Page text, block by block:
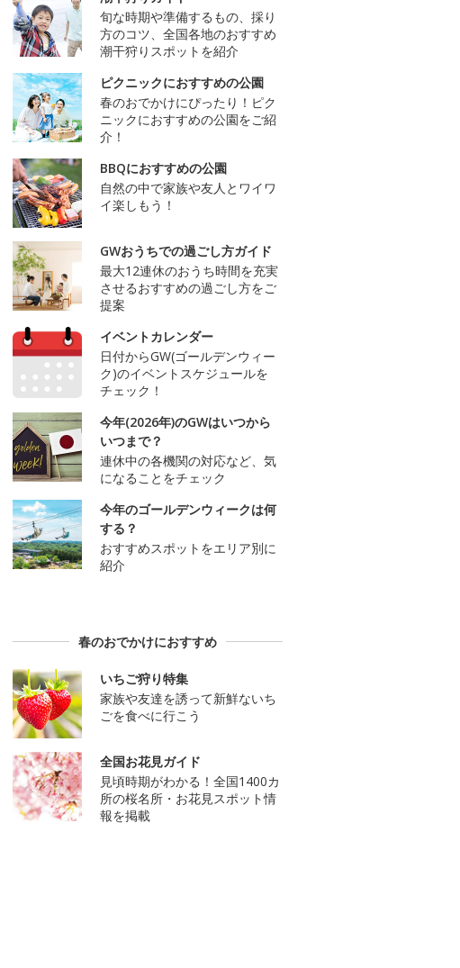
旬な時期や準備するもの、採り
方のコツ、全国各地のおすすめ
潮干狩りスポットを紹介
ピクニックにおすすめの公園
春のおでかけにぴったり！ピク
ニックにおすすめの公園をご紹
介！
BBQにおすすめの公園
自然の中で家族や友人とワイワ
イ楽しもう！
GWおうちでの過ごし方ガイド
最大12連休のおうち時間を充実
させるおすすめの過ごし方をご
提案
イベントカレンダー
日付からGW(ゴールデンウィー
ク)のイベントスケジュールを
チェック！
今年(2026年)のGWはいつから
いつまで？
連休中の各機関の対応など、気
になることをチェック
今年のゴールデンウィークは何
する？
おすすめスポットをエリア別に
紹介
春のおでかけにおすすめ
いちご狩り特集
家族や友達を誘って新鮮ないち
ごを食べに行こう
全国お花見ガイド
見頃時期がわかる！全国1400カ
所の桜名所・お花見スポット情
報を掲載